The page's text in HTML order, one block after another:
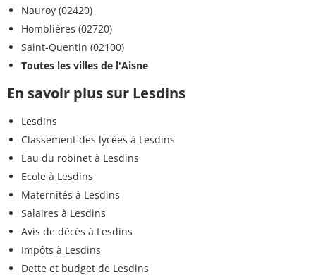
Nauroy (02420)
Homblières (02720)
Saint-Quentin (02100)
Toutes les villes de l'Aisne
En savoir plus sur Lesdins
Lesdins
Classement des lycées à Lesdins
Eau du robinet à Lesdins
Ecole à Lesdins
Maternités à Lesdins
Salaires à Lesdins
Avis de décès à Lesdins
Impôts à Lesdins
Dette et budget de Lesdins